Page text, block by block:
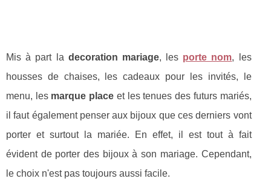
Mis à part la decoration mariage, les porte nom, les
housses de chaises, les cadeaux pour les invités, le
menu, les marque place et les tenues des futurs mariés,
il faut également penser aux bijoux que ces derniers vont
porter et surtout la mariée. En effet, il est tout à fait
évident de porter des bijoux à son mariage. Cependant,
le choix n'est pas toujours aussi facile.